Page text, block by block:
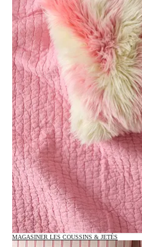
MAGASINER LES COUSSINS & JETÉS